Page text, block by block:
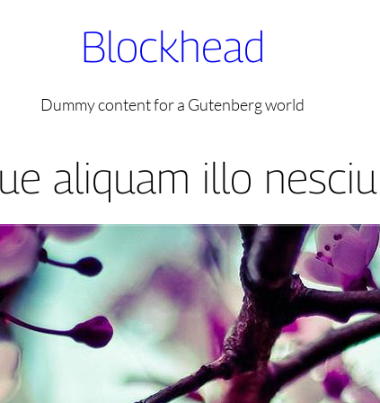
Blockhead
Dummy content for a Gutenberg world
aliquam illo